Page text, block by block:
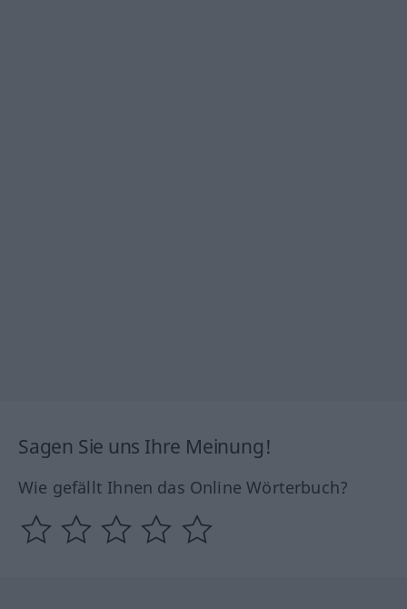
Sagen Sie uns Ihre Meinung!
Wie gefällt Ihnen das Online Wörterbuch?